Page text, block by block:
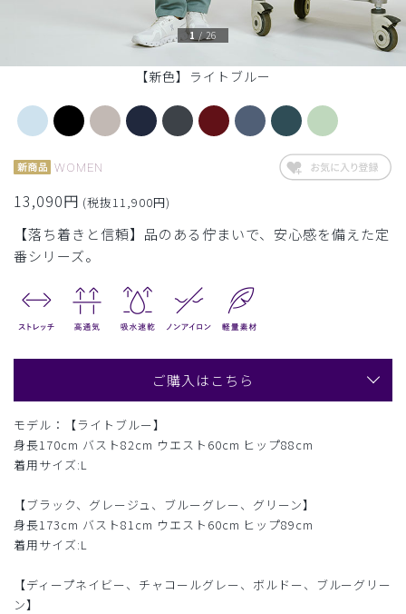
【新色】ライトブルー
1 /26
WOMEN
13,090円 (税抜11,900円)
【落ち着きと信頼】品のある佇まいで、安心感を備えた定
番シリーズ。
ご購入はこちら
モデル：【ライトブルー】
身長170cm バスト82cm ウエスト60cm ヒップ88cm
着用サイズ:L
【ブラック、グレージュ、ブルーグレー、グリーン】
身長173cm バスト81cm ウエスト60cm ヒップ89cm
着用サイズ:L
【ディープネイビー、チャコールグレー、ボルドー、ブルーグリー
ン】